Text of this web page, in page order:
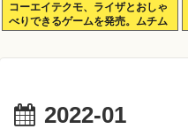
コーエイテクモ、ライザとおしゃ
べりできるゲームを発売。ムチム
2022-01